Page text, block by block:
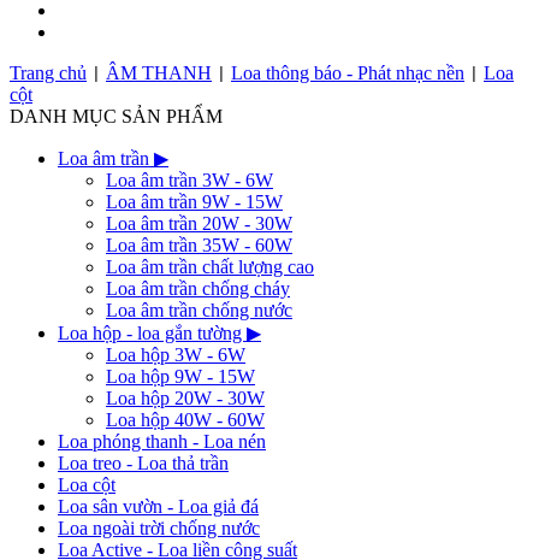
Trang chủ
ÂM THANH Loa thông báo - Phát nhạc nền
Loa
cột
DANH MỤC SẢN PHẨM
Loa âm trần ▶
Loa âm trần 3W - 6W
Loa âm trần 9W - 15W
Loa âm trần 20W - 30W
Loa âm trần 35W - 60W
Loa âm trần chất lượng cao
Loa âm trần chống cháy
Loa âm trần chống nước
Loa hộp - loa gắn tường ▶
Loa hộp 3W - 6W
Loa hộp 9W - 15W
Loa hộp 20W - 30W
Loa hộp 40W - 60W
Loa phóng thanh - Loa nén
Loa treo - Loa thả trần
Loa cột
Loa sân vườn - Loa giả đá
Loa ngoài trời chống nước
Loa Active - Loa liền công suất